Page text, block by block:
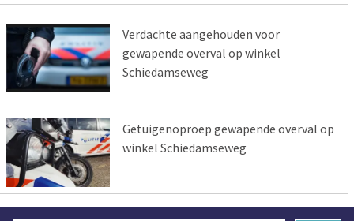
Verdachte aangehouden voor
gewapende overval op winkel
Schiedamseweg
Getuigenoproep gewapende overval op
winkel Schiedamseweg